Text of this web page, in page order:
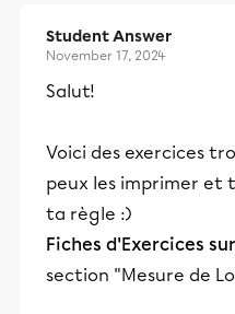
Student Answer
November 17, 2024
Salut!
Voici des exercices
peux les imprimer et
ta règle :)
Fiches d'Exercices
section "Mesure de